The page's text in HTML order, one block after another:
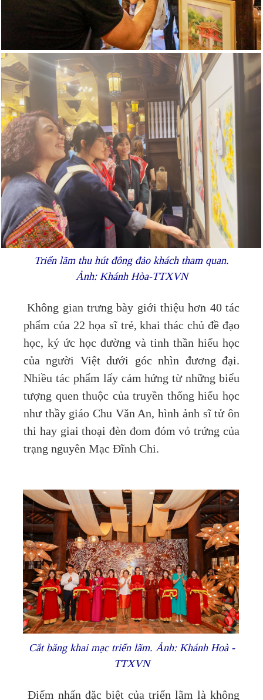
Triển lãm thu hút đông đảo khách tham quan.
Ảnh: Khánh Hòa-TTXVN
Không gian trưng bày giới thiệu hơn 40 tác
phẩm của 22 họa sĩ trẻ, khai thác chủ đề đạo
học, ký ức học đường và tinh thần hiếu học
của người Việt dưới góc nhìn đương đại.
Nhiều tác phẩm lấy cảm hứng từ những biểu
tượng quen thuộc của truyền thống hiếu học
như thầy giáo Chu Văn An, hình ảnh sĩ tử ôn
thi hay giai thoại đèn đom đóm vỏ trứng của
trạng nguyên Mạc Đĩnh Chi.
Cắt băng khai mạc triển lãm. Ảnh: Khánh Hoà -
TTXVN
Điểm nhấn đặc biệt của triển lãm là không